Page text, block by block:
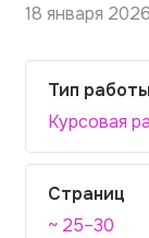
Наши
Порядок
Отзывы
18 января 2026
Тип работы
Курсовая
Страниц
~ 25–30